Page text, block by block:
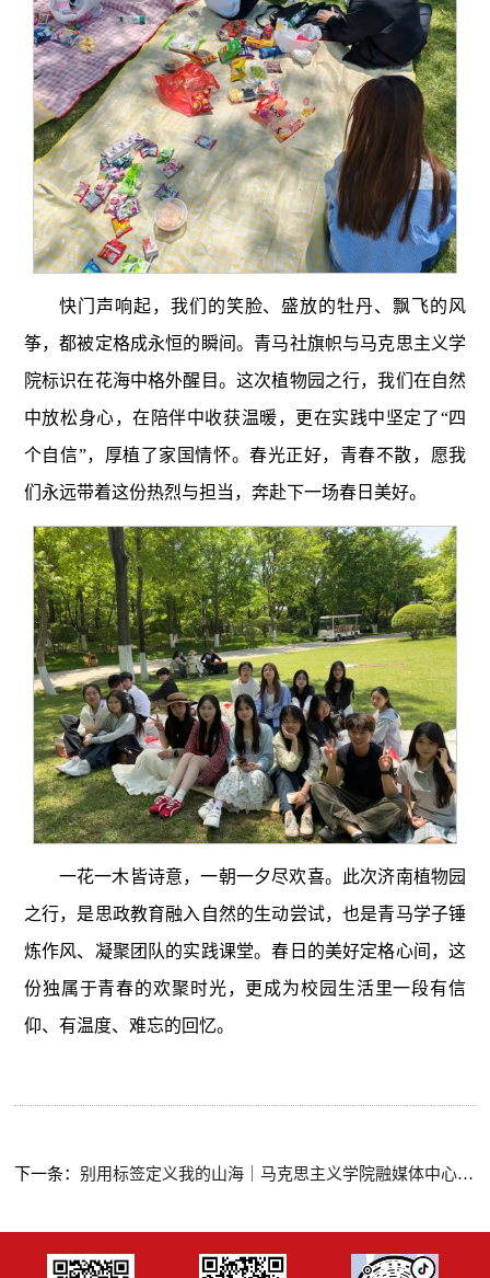
快门声响起，我们的笑脸、盛放的牡丹、飘飞的风
筝，都被定格成永恒的瞬间。青马社旗帜与马克思主义学
院标识在花海中格外醒目。这次植物园之行，我们在自然
中放松身心，在陪伴中收获温暖，更在实践中坚定了“四
个自信”，厚植了家国情怀。春光正好，青春不散，愿我
们永远带着这份热烈与担当，奔赴下一场春日美好。
一花一木皆诗意，一朝一夕尽欢喜。此次济南植物园
之行，是思政教育融入自然的生动尝试，也是青马学子锤
炼作风、凝聚团队的实践课堂。春日的美好定格心间，这
份独属于青春的欢聚时光，更成为校园生活里一段有信
仰、有温度、难忘的回忆。
下一条：别用标签定义我的山海｜马克思主义学院融媒体中心撕标签活动圆满落幕